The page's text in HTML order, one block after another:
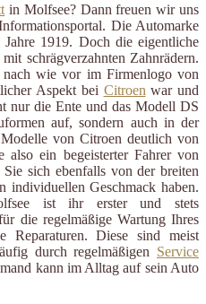
in Molfsee? Dann freuen wir uns
Die Automarke
Jahre 1919. Doch die eigentliche
schrägverzahnten Zahnrädern.
wie vor im Firmenlogo von
Aspekt bei Citroen war und
nur die Ente und das Modell DS
auf, sondern auch in der
von Citroen deutlich von
also ein begeisterter Fahrer von
sich ebenfalls von der breiten
individuellen Geschmack haben.
ist ihr erster und stets
die regelmäßige Wartung Ihres
Reparaturen. Diese sind meist
durch regelmäßigen Service
kann im Alltag auf sein Auto